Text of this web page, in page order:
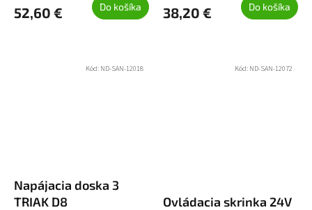
52,60 € Do košíka 38,20 € Do košíka
Napájacia doska 3
TRIAK D8
Kód: ND-SAN-12018
Ovládacia skrinka 24V
Kód: ND-SAN-12072